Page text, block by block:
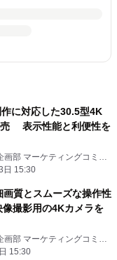
に対応した30.5型4K
売 表示性能と利便性を
画部 マーケティングコミュ
日 15:30
画質とスムーズな操作性
像撮影用の4Kカメラを
画部 マーケティングコミュ
15:30